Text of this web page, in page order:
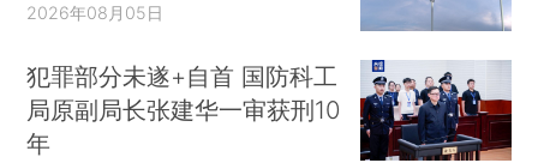
2026年08月05日
犯罪部分未遂+自首 国防科工
局原副局长张建华一审获刑10
年